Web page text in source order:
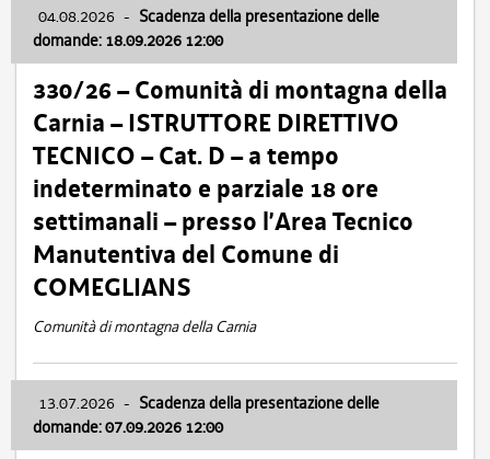
04.08.2026 - Scadenza della presentazione delle
domande: 18.09.2026 12:00
330/26 – Comunità di montagna della
Carnia – ISTRUTTORE DIRETTIVO
TECNICO – Cat. D – a tempo
indeterminato e parziale 18 ore
settimanali – presso l’Area Tecnico
Manutentiva del Comune di
COMEGLIANS
Comunità di montagna della Carnia
13.07.2026 - Scadenza della presentazione delle
domande: 07.09.2026 12:00